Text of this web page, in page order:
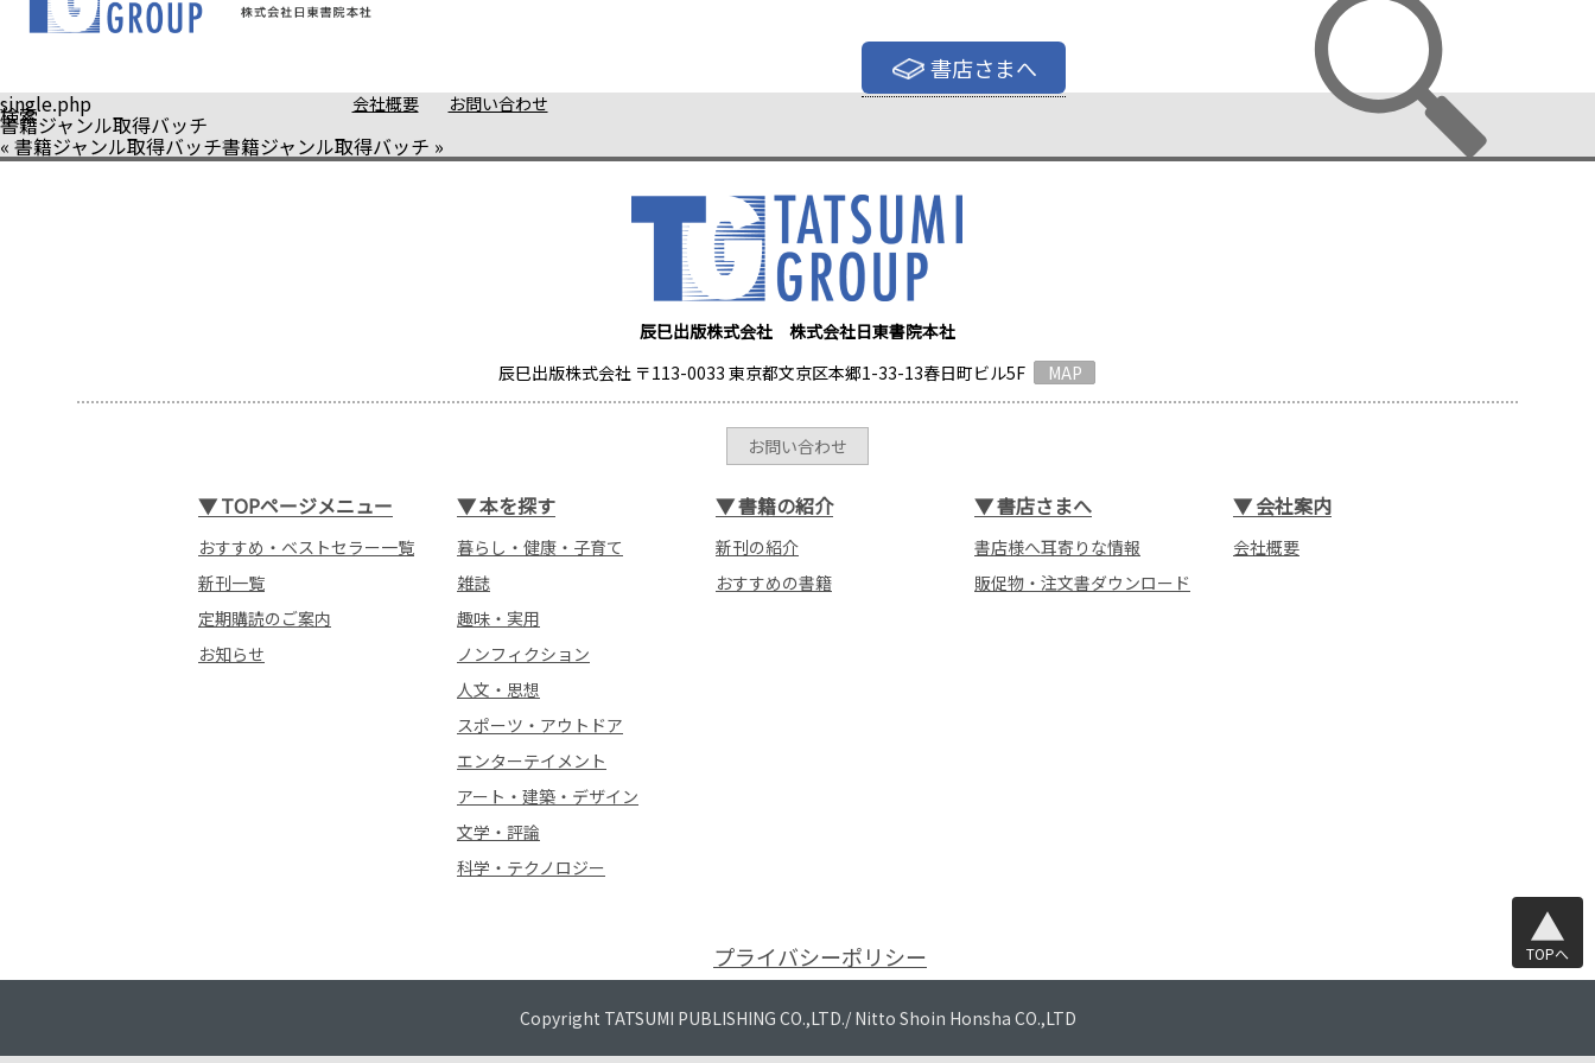
書店さまへ
会社概要 お問い合わせ
検索
single.php
書籍ジャンル取得バッチ
« 書籍ジャンル取得バッチ書籍ジャンル取得バッチ »
辰巳出版株式会社 株式会社日東書院本社
辰巳出版株式会社 〒113-0033 東京都文京区本郷1-33-13春日町ビル5F
MAP
お問い合わせ
▼TOPページメニュー
おすすめ・ベストセラー一覧
新刊一覧
定期購読のご案内
お知らせ
▼本を探す
暮らし・健康・子育て
雑誌
趣味・実用
ノンフィクション
人文・思想
スポーツ・アウトドア
エンターテイメント
アート・建築・デザイン
文学・評論
科学・テクノロジー
▼書籍の紹介
新刊の紹介
おすすめの書籍
▼書店さまへ
書店様へ耳寄りな情報
販促物・注文書ダウンロード
▼会社案内
会社概要
プライバシーポリシー TOPへ
Copyright TATSUMI PUBLISHING CO.,LTD./ Nitto Shoin Honsha CO.,LTD